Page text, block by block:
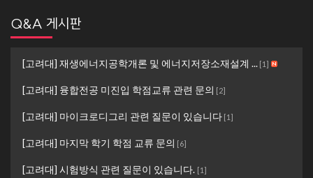
Q&A 게시판
[고려대] 재생에너지공학개론 및 에너지저장소재설계 ... [1]
[고려대] 융합전공 미진입 학점교류 관련 문의 [2]
[고려대] 마이크로디그리 관련 질문이 있습니다 [1]
[고려대] 마지막 학기 학점 교류 문의 [6]
[고려대] 시험방식 관련 질문이 있습니다. [1]